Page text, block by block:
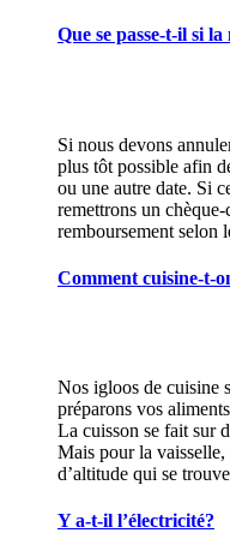
Que se passe-t-il si
Si nous devons
plus tôt possible afin
ou une autre date. Si
remettrons un
remboursement selon
Comment cuisine-t-
Nos igloos de cuisine
préparons vos
La cuisson se fait sur
Mais pour la
d’altitude qui se
Y a-t-il l’électricité?